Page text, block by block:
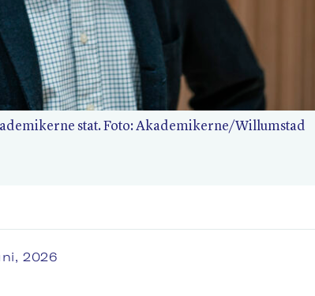
stat. Foto: Akademikerne/​Willumstad
2026